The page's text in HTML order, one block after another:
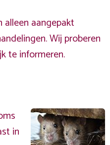
alleen aangepakt
Wij proberen
te informeren.
in